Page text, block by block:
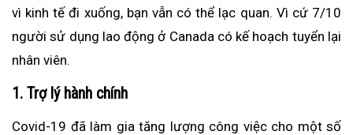
vì kinh tế đi xuống, bạn vẫn có thể lạc quan. Vì cứ 7/10
người sử dụng lao động ở Canada có kế hoạch tuyển lại
nhân viên.
1. Trợ lý hành chính
Covid-19 đã làm gia tăng lượng công việc cho một số